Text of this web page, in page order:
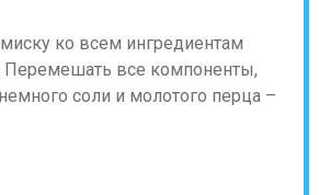
ко всем ингредиентам
все компоненты,
соли и молотого перца –